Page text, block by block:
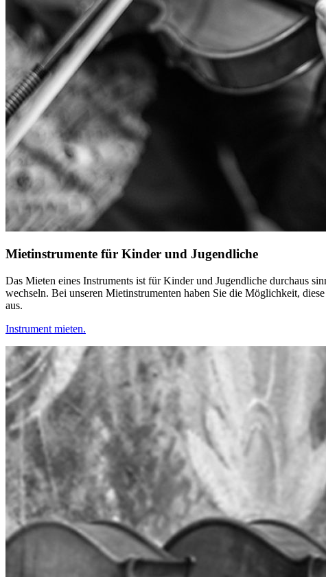
Mietinstrumente für Kinder und Jugendliche
Das Mieten eines Instruments ist für Kinder und Jugendliche durchaus
wechseln. Bei unseren Mietinstrumenten haben Sie die Möglichkeit,
aus.
Instrument mieten.